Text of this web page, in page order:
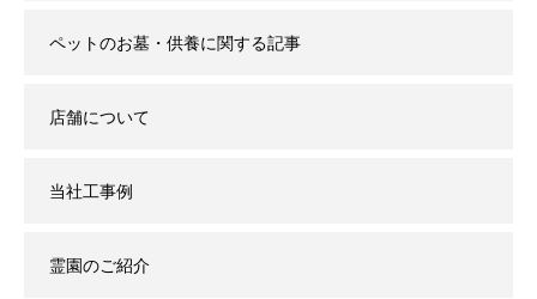
ペットのお墓・供養に関する記事
店舗について
当社工事例
霊園のご紹介